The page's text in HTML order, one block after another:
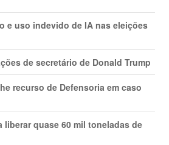
e uso indevido de IA nas eleições
de secretário de Donald Trump
recurso de Defensoria em caso
liberar quase 60 mil toneladas de